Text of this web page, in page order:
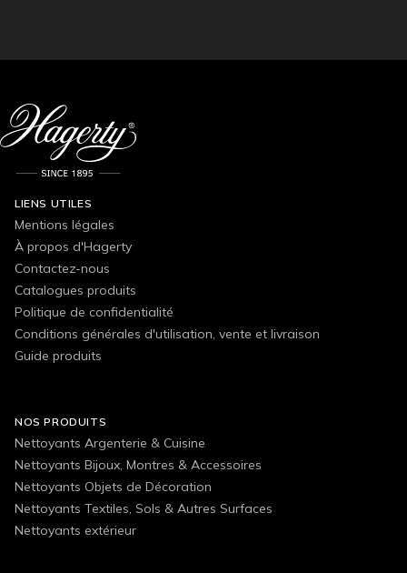
LIENS UTILES
Mentions légales
À propos d'Hagerty
Contactez-nous
Catalogues produits
Politique de confidentialité
Conditions générales d'utilisation, vente et livraison
Guide produits
NOS PRODUITS
Nettoyants Argenterie & Cuisine
Nettoyants Bijoux, Montres & Accessoires
Nettoyants Objets de Décoration
Nettoyants Textiles, Sols & Autres Surfaces
Nettoyants extérieur